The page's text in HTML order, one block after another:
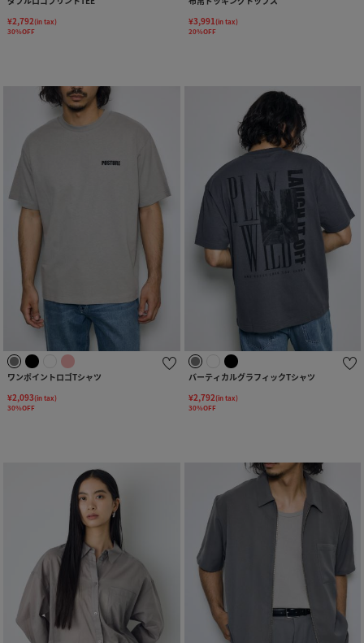
¥2,792(in tax)
30%OFF
¥3,991(in tax)
20%OFF
ワンポイントロゴTシャツ
¥2,093(in tax)
30%OFF
バーティカルグラフィックTシャツ
¥2,792(in tax)
30%OFF